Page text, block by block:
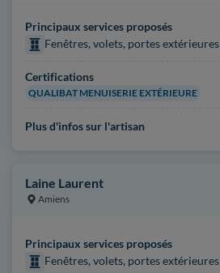
Principaux services proposés
Fenêtres, volets, portes extérieures
Certifications
QUALIBAT MENUISERIE EXTÉRIEURE
Plus d'infos sur l'artisan
Laine Laurent
Amiens
Principaux services proposés
Fenêtres, volets, portes extérieures